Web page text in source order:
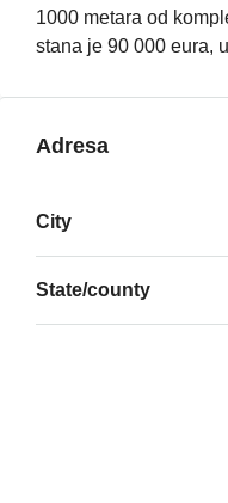
1000 metara od
stana je 90 000 eura,
Adresa
City
State/county